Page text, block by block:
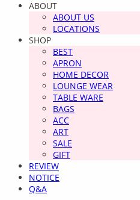
ABOUT
ABOUT US
LOCATIONS
SHOP
BEST
APRON
HOME DECOR
LOUNGE WEAR
TABLE WARE
BAGS
ACC
ART
SALE
GIFT
REVIEW
NOTICE
Q&A